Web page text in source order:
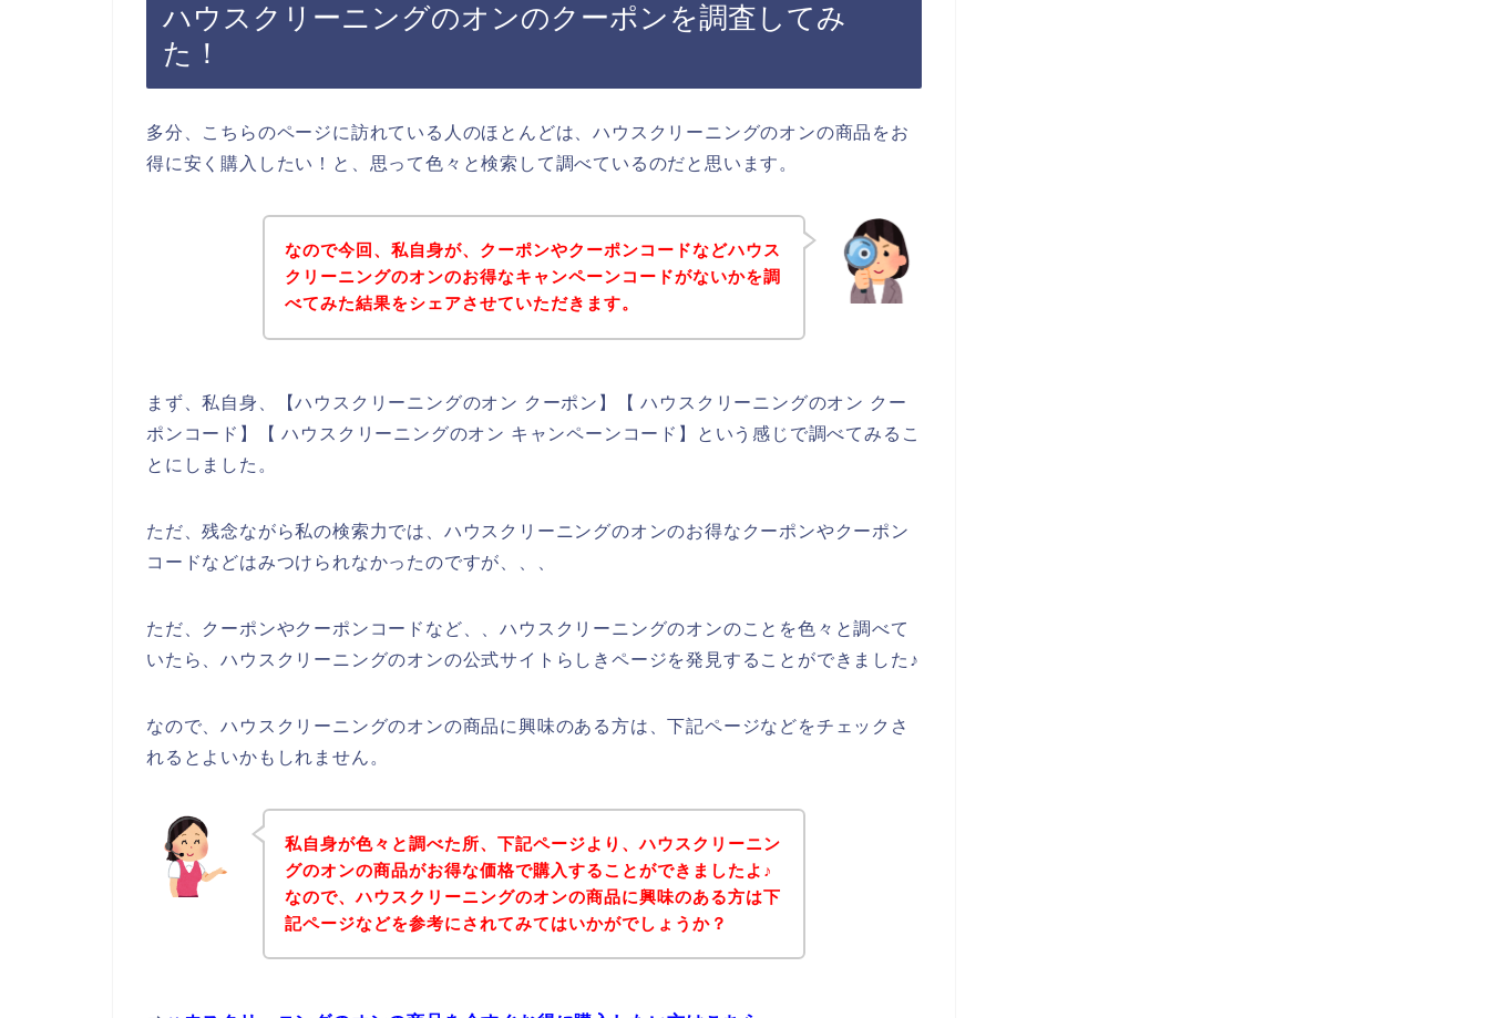
ハウスクリーニングのオンのクーポンを調査してみ
た！
多分、こちらのページに訪れている人のほとんどは、ハウスクリーニングのオンの商品をお
得に安く購入したい！と、思って色々と検索して調べているのだと思います。
なので今回、私自身が、クーポンやクーポンコードなどハウス
クリーニングのオンのお得なキャンペーンコードがないかを調
べてみた結果をシェアさせていただきます。
まず、私自身、【ハウスクリーニングのオン クーポン】【 ハウスクリーニングのオン クー
ポンコード】【 ハウスクリーニングのオン キャンペーンコード】という感じで調べてみるこ
とにしました。
ただ、残念ながら私の検索力では、ハウスクリーニングのオンのお得なクーポンやクーポン
コードなどはみつけられなかったのですが、、、
ただ、クーポンやクーポンコードなど、、ハウスクリーニングのオンのことを色々と調べて
いたら、ハウスクリーニングのオンの公式サイトらしきページを発見することができました♪
なので、ハウスクリーニングのオンの商品に興味のある方は、下記ページなどをチェックさ
れるとよいかもしれません。
私自身が色々と調べた所、下記ページより、ハウスクリーニン
グのオンの商品がお得な価格で購入することができましたよ♪
なので、ハウスクリーニングのオンの商品に興味のある方は下
記ページなどを参考にされてみてはいかがでしょうか？